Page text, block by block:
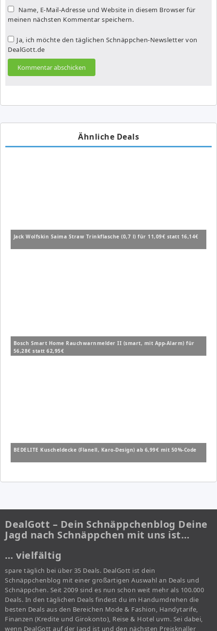
Name, E-Mail-Adresse und Website in diesem Browser für
meinen nächsten Kommentar speichern.
Ja, ich möchte den täglichen Schnäppchen-Newsletter von
DealGott.de
Ähnliche Deals
Jack Wolfskin Saima Straw Trinkflasche (0,7 l) für 11,09€ statt 16,14€
Bosch Smart Home Rauchwarnmelder II (smart, mit App-Alarm) für
56,28€ statt 62,95€
BEDELITE Kuscheldecke (Flanell, Karo-Design) ab 6,99€ mit 50%-Code
DealGott – Dein Schnäppchenblog Deine
Jagd nach Schnäppchen mit uns ist…
… vielfältig
spare täglich bei über 35 Deals. DealGott ist dein
Schnäppchenblog mit einer großartigen Auswahl an Deals und
Schnäppchen. Seit 2009 sind es nun schon weit mehr als 100.000
Deals. In den täglichen Deals findest du im Handumdrehen die
besten Deals aus den Bereichen Mode & Fashion, Handytarife,
Finanzen (Kredite und Girokonto), Reise & Hotel uvm. Sei dabei,
wenn DealGott auf der Jagd ist und den nächsten Preisknaller